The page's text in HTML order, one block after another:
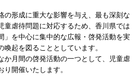
の形成に重大な影響を与え、最も深刻な
童虐待問題に対応するため、香川県では
」を中心に集中的な広報・啓発活動を実
起を図ることとしています。
か月間の啓発活動の一つとして、児童虐
開催いたします。